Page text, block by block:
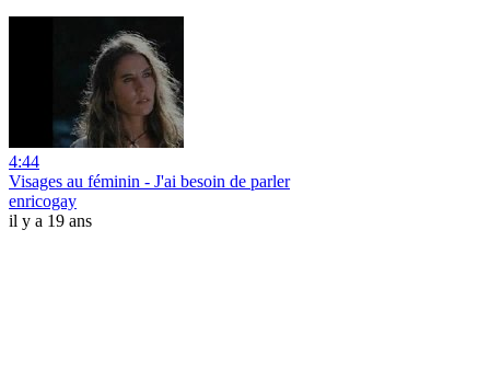
4:44
Visages au féminin - J'ai besoin de parler
enricogay
il y a 19 ans